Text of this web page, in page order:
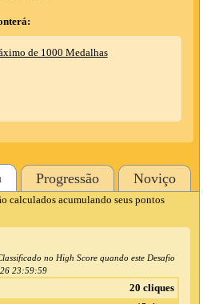
de 1000 Medalhas
Progressão Noviço
calculados acumulando seus pontos
no High Score quando este Desafio
23:59:59
20 cliques